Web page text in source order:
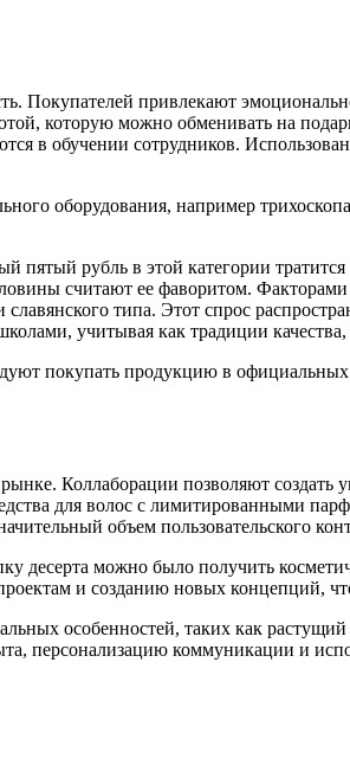
Покупателей привлекают
которую можно обменивать на
в обучении сотрудников.
оборудования, например
пятый рубль в этой категории
считают ее фаворитом.
типа. Этот спрос
учитывая как традиции
покупать продукцию в официальных
Коллаборации позволяют создать
для волос с лимитированными
объем пользовательского
можно было получить
и созданию новых концепций,
особенностей, таких как
персонализацию коммуникации и